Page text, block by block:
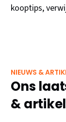
kooptips,
NIEUWS &
Ons
&